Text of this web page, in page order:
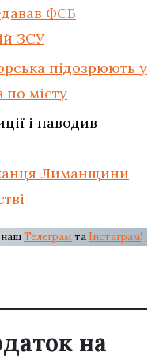
ФСБ
ЗСУ
підозрюють у
по місту
і наводив
Лиманщини
нашТелеграм та Інстаграм!
на